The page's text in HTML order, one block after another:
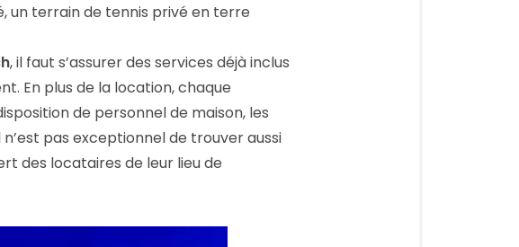
un terrain de tennis privé en terre
, il faut s’assurer des services déjà inclus
En plus de la location, chaque
de personnel de maison, les
pas exceptionnel de trouver aussi
des locataires de leur lieu de